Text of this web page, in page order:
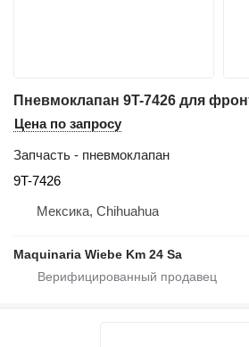
Цена по запросу
Запчасть - пневмоклапан
9T-7426
Мексика, Chihuahua
Maquinaria Wiebe Km 24 Sa